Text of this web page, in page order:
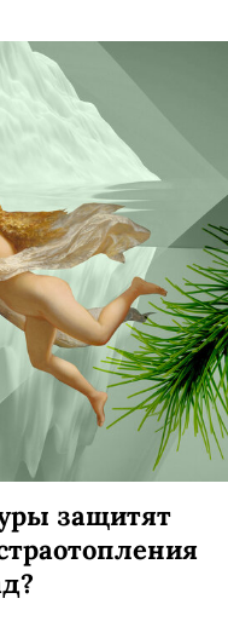
защитят